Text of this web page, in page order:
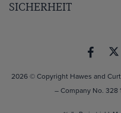
SICHERHEIT
2026 © Copyright Hawes and
– Company No. 328